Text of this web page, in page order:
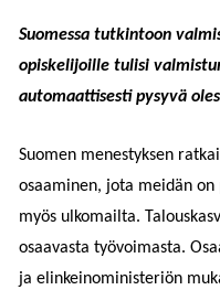
Suomessa tutkintoon
opiskelijoille tulisi
automaattisesti pysyvä
Suomen menestyksen
osaaminen, jota meidän
myös ulkomailta.
osaavasta työvoimasta.
ja elinkeinoministeriön